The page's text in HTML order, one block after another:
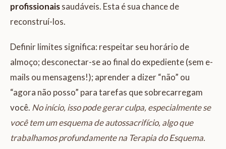
profissionaissaudáveis. Esta é sua chance de
reconstruí-los.
Definir limites significa: respeitar seu horário de
almoço; desconectar-se ao final do expediente (sem e-
mails ou mensagens!); aprender a dizer “não” ou
“agora não posso” para tarefas que sobrecarregam
você. No início, isso pode gerar culpa, especialmente se
você tem um esquema de autossacrifício, algo que
trabalhamos profundamente na Terapia do Esquema.